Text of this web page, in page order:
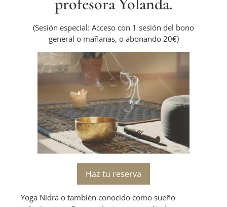
(Sesión especial: Acceso con 1 sesión del bono
general o mañanas, o abonando 20€)
Haz tu reserva
Yoga Nidra o también conocido como sueño